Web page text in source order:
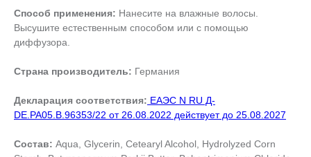
Способ применения: Нанесите на влажные волосы.
Высушите естественным способом или с помощью
диффузора.
Страна производитель: Германия
Декларация соответствия: ЕАЭС N RU Д-
DE.РА05.В.96353/22 от 26.08.2022 действует до 25.08.2027
Состав: Aqua, Glycerin, Cetearyl Alcohol, Hydrolyzed Corn